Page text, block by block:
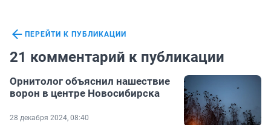
ПЕРЕЙТИ К ПУБЛИКАЦИИ
21 комментарий к публикации
Орнитолог объяснил нашествие
ворон в центре Новосибирска
28 декабря 2024, 08:40